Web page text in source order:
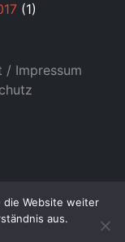
(1)
/ Impressum
Design
die Website weiter
aus.